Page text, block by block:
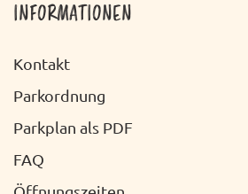
I
G
A
T
I
G
A
N
S
I
INFORMATIONEN
Kontakt
Parkordnung
Parkplan als PDF
FAQ